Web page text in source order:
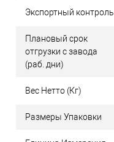
Экспортный контроль
Плановый срок
отгрузки с завода
(раб. дни)
Вес Нетто (Кг)
Размеры Упаковки